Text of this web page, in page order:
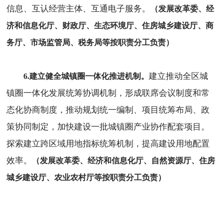
信息、互认经营主体、互通电子服务。
（发展改革委、经
济和信息化厅、财政厅、生态环境厅、住房城乡建设厅、商
务厅、市场监管局、税务局等按职责分工负责）
6.建立健全城镇圈一体化推进机制。建立推动全区城
镇圈一体化发展统筹协调机制，形成联席会议制度和常
态化协商制度，推动规划统一编制、项目统筹布局、政
策协同制定，加快建设一批城镇圈产业协作配套项目。
探索建立跨区域用地指标统筹机制，提高建设用地配置
效率。
（发展改革委、经济和信息化厅、自然资源厅、住房
城乡建设厅、农业农村厅等按职责分工负责）